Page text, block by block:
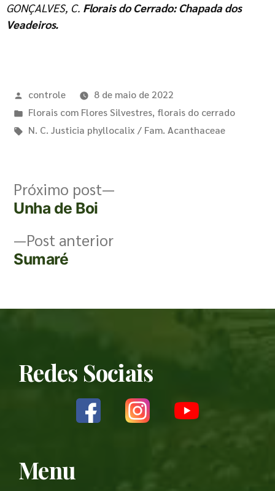
GONÇALVES, C. Florais do Cerrado: Chapada dos
Veadeiros.
controle
8 de maio de 2022
Florais com Flores Silvestres, florais do cerrado
N. C. Justicia phyllocalix / Fam. Acanthaceae
Post anterior
Sumaré
Próximo post
Unha de Boi
Redes Sociais
Menu